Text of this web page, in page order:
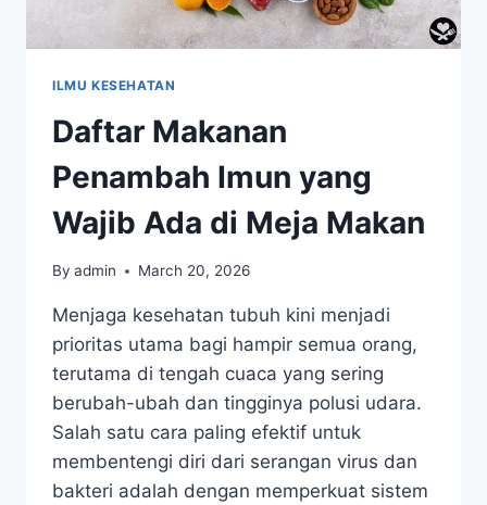
ILMU KESEHATAN
Daftar Makanan
Penambah Imun yang
Wajib Ada di Meja Makan
By admin March 20, 2026
Menjaga kesehatan tubuh kini menjadi
prioritas utama bagi hampir semua orang,
terutama di tengah cuaca yang sering
berubah-ubah dan tingginya polusi udara.
Salah satu cara paling efektif untuk
membentengi diri dari serangan virus dan
bakteri adalah dengan memperkuat sistem